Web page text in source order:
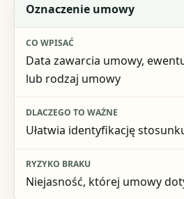
Oznaczenie umowy
Data zawarcia umowy,
lub rodzaj umowy
Ułatwia identyfikację
Niejasność, której umowy